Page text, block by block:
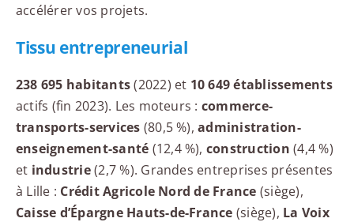
accélérer vos projets.
Tissu entrepreneurial
238 695 habitants(2022) et 10 649 établissements
actifs (fin 2023). Les moteurs : commerce-
transports-services (80,5 %),administration-
enseignement-santé (12,4 %), construction (4,4 %)
et industrie(2,7 %). Grandes entreprises présentes
à Lille : Crédit Agricole Nord de France (siège),
Caisse d’Épargne Hauts-de-France (siège), La Voix